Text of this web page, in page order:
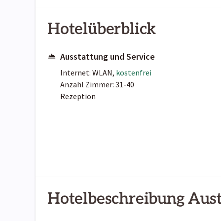
Hotelüberblick
Ausstattung und Service
Internet: WLAN, kostenfrei
Anzahl Zimmer: 31-40
Rezeption
Hotelbeschreibung